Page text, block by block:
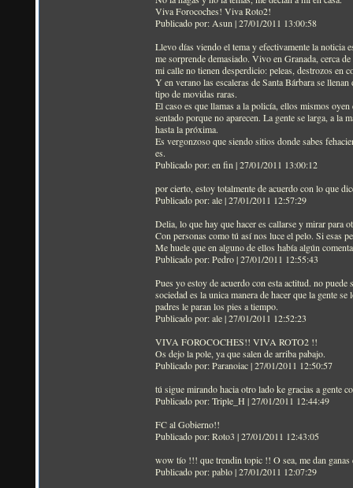
Viva Forocoches! Viva Roto2!
Publicado por: Asun | 27/01/2011 13:00:58
Llevo días viendo el tema y efectivamente la noticia
me sorprende demasiado. Vivo en Granada, cerca
mi calle no tienen desperdicio: peleas, destrozos en
Y en verano las escaleras de Santa Bárbara se
tipo de movidas raras.
El caso es que llamas a la policía, ellos mismos
sentado porque no aparecen. La gente se larga, a la
hasta la próxima.
Es vergonzoso que siendo sitios donde sabes
es.
Publicado por: en fin | 27/01/2011 13:00:12
por cierto, estoy totalmente de acuerdo con lo que
Publicado por: ale | 27/01/2011 12:57:29
Delia, lo que hay que hacer es callarse y mirar para
Con personas como tú así nos luce el pelo. Si esas
Me huele que en alguno de ellos había algún
Publicado por: Pedro | 27/01/2011 12:55:43
Pues yo estoy de acuerdo con esta actitud. no
sociedad es la unica manera de hacer que la gente
padres le paran los pies a tiempo.
Publicado por: ale | 27/01/2011 12:52:23
VIVA FOROCOCHES!! VIVA ROTO2 !!
Os dejo la pole, ya que salen de arriba pabajo.
Publicado por: Paranoiac | 27/01/2011 12:50:57
tú sigue mirando hacia otro lado ke gracias a gente
Publicado por: Triple_H | 27/01/2011 12:44:49
FC al Gobierno!!
Publicado por: Roto3 | 27/01/2011 12:43:05
wow tío !!! que trendin topic !! O sea, me dan ganas
Publicado por: pablo | 27/01/2011 12:07:29